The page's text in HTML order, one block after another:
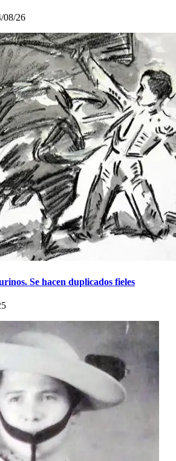
08/26
Se hacen duplicados fieles